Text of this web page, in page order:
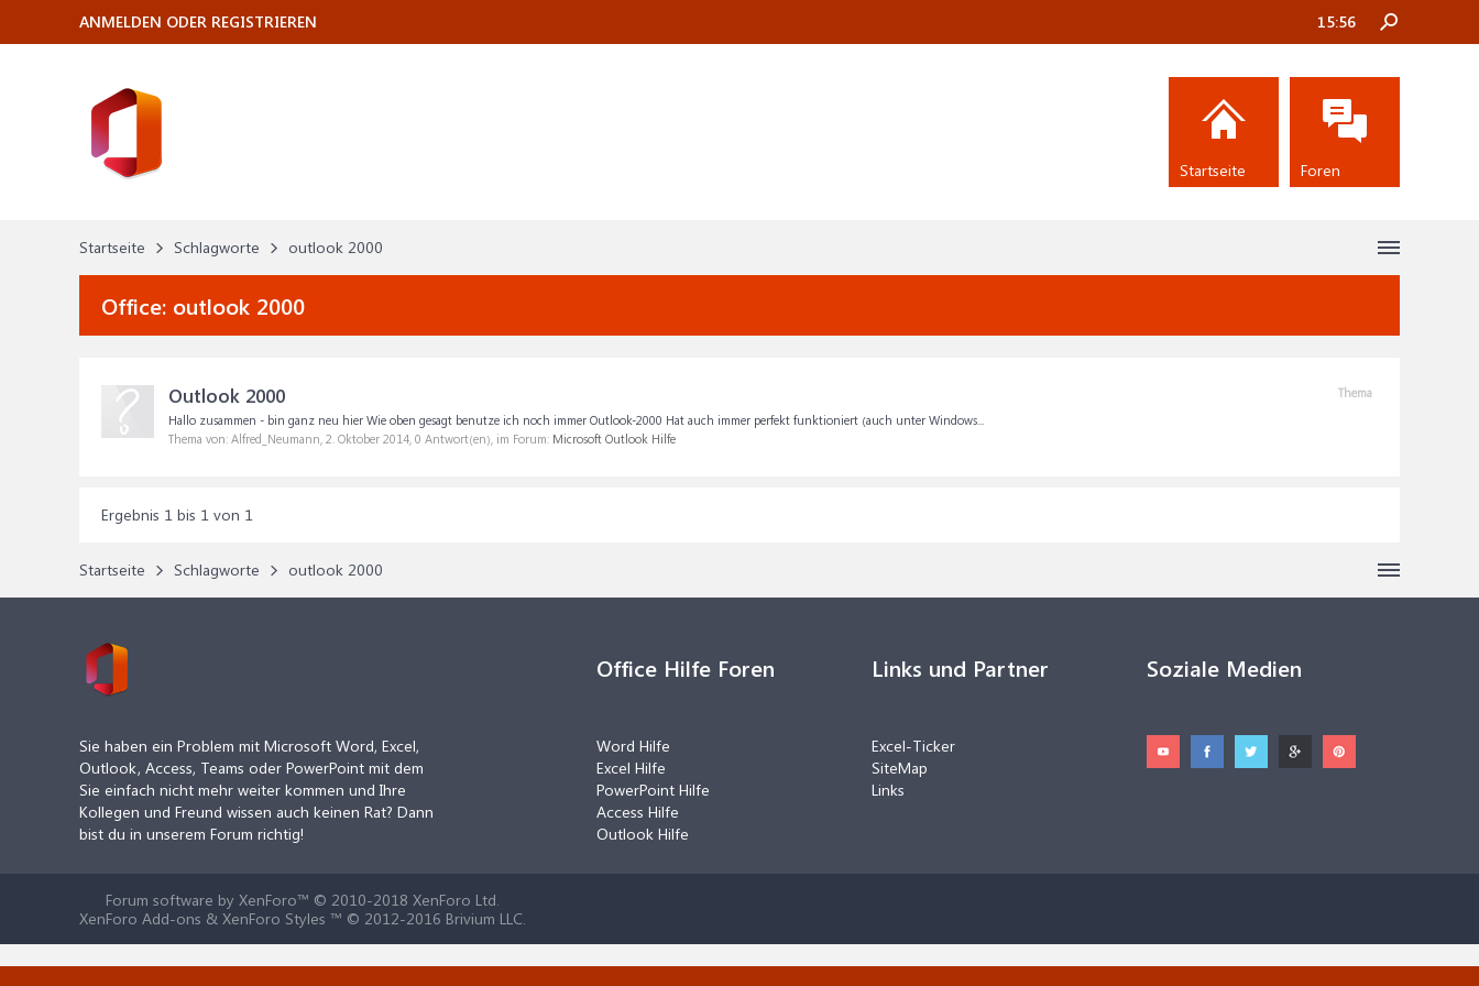
Startseite Schlagworte outlook 2000
Office: outlook 2000
Thema
Outlook 2000
Hallo zusammen - bin ganz neu hier Wie oben gesagt benutze ich noch immer Outlook-2000 Hat auch immer perfekt funktioniert (auch unter Windows...
Thema von: Alfred_Neumann, 2. Oktober 2014, 0 Antwort(en), im Forum: Microsoft Outlook Hilfe
Ergebnis 1 bis 1 von 1
Startseite Schlagworte outlook 2000
ANMELDEN ODER REGISTRIEREN 15:56
Startseite Foren
Sie haben ein Problem mit Microsoft Word, Excel,
Outlook, Access, Teams oder PowerPoint mit dem
Sie einfach nicht mehr weiter kommen und Ihre
Kollegen und Freund wissen auch keinen Rat? Dann
bist du in unserem Forum richtig!
Office Hilfe Foren
Word Hilfe
Excel Hilfe
PowerPoint Hilfe
Access Hilfe
Outlook Hilfe
Links und Partner
Excel-Ticker
SiteMap
Links
Soziale Medien
Forum software by XenForo™ © 2010-2018 XenForo Ltd.
XenForo Add-ons & XenForo Styles ™ © 2012-2016 Brivium LLC.